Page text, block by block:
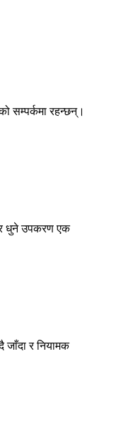
सम्पर्कमा रहन्छन्।
धुने उपकरण एक
जाँदा र नियामक